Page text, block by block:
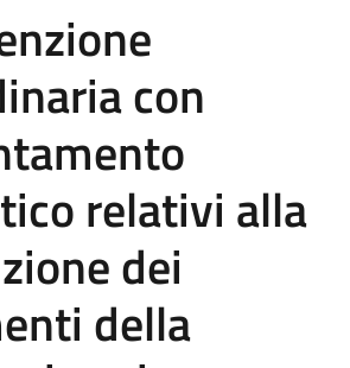
con
relativi alla
dei
della